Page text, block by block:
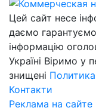
Цей сайт несе
даємо
інформацію
Україні Віримо у
знищені
Контакти
Реклама на сайте